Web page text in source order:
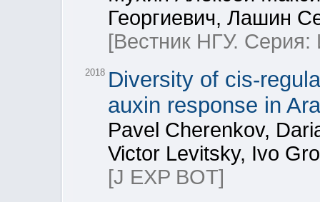
Георгиевич, Лашин
[Вестник НГУ.
2018 Diversity of cis-
auxin response in
Pavel Cherenkov,
Victor Levitsky, Ivo
[J EXP BOT]